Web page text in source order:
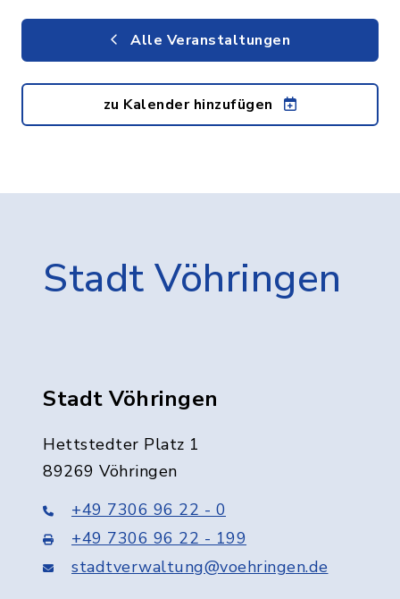
Alle Veranstaltungen
zu Kalender hinzufügen
Stadt Vöhringen
Stadt Vöhringen
Hettstedter Platz 1
89269 Vöhringen
+49 7306 96 22 - 0
+49 7306 96 22 - 199
stadtverwaltung@voehringen.de